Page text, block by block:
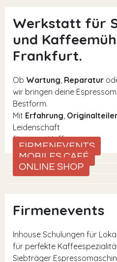
Werkstatt für
und
Frankfurt.
Ob Wartung, Reparatur
wir bringen deine
Bestform.
Mit Erfahrung,
Leidenschaft
für guten Kaffee.
FIRMENEVENTS
MOBILES CAFÉ
ONLINE SHOP
Firmenevents
Inhouse Schulungen für
für perfekte
Siebträger